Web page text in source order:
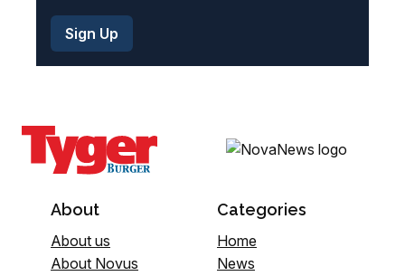
About
About us
About Novus
Categories
Home
News